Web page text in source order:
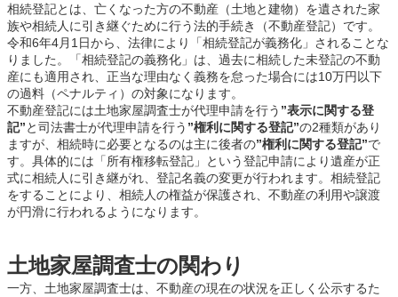
相続登記とは、亡くなった方の不動産（土地と建物）を遺された家
族や相続人に引き継ぐために行う法的手続き（不動産登記）です。
令和6年4月1日から、法律により「相続登記が義務化」されることな
りました。「相続登記の義務化」は、過去に相続した未登記の不動
産にも適用され、正当な理由なく義務を怠った場合には10万円以下
の過料（ペナルティ）の対象になります。
不動産登記には土地家屋調査士が代理申請を行う ”表示に関する登
記”と司法書士が代理申請を行う ”権利に関する登記”の2種類があり
ますが、相続時に必要となるのは主に後者の”権利に関する登記”で
す。具体的には「所有権移転登記」という登記申請により遺産が正
式に相続人に引き継がれ、登記名義の変更が行われます。相続登記
をすることにより、相続人の権益が保護され、不動産の利用や譲渡
が円滑に行われるようになります。
土地家屋調査士の関わり
一方、土地家屋調査士は、不動産の現在の状況を正しく公示するた